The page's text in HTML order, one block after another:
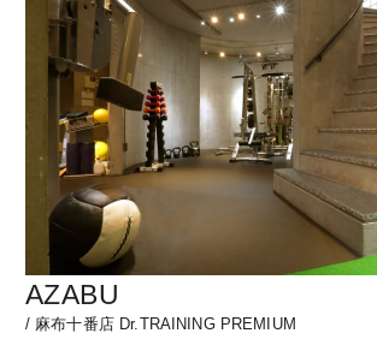
AZABU
/ 麻布十番店 Dr.TRAINING PREMIUM